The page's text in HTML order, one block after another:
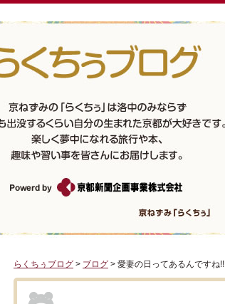
らくちぅブログ > ブログ > 愛妻の日ってあるんですね!!